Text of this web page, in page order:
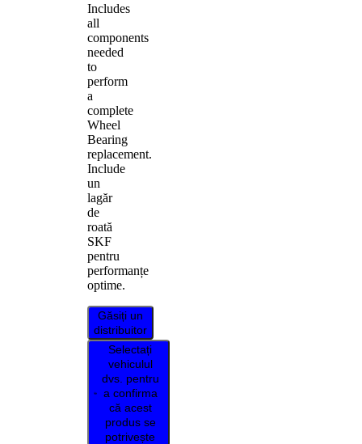
Includes
all
components
needed
to
perform
a
complete
Wheel
Bearing
replacement.
Include
un
lagăr
de
roată
SKF
pentru
performanțe
optime.
Găsiți un
distribuitor
Selectați
vehiculul
dvs. pentru
a confirma
că acest
produs se
potrivește